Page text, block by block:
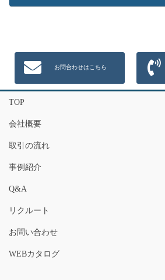
お問合わせはこちら
TOP
会社概要
取引の流れ
事例紹介
Q&A
リクルート
お問い合わせ
WEBカタログ